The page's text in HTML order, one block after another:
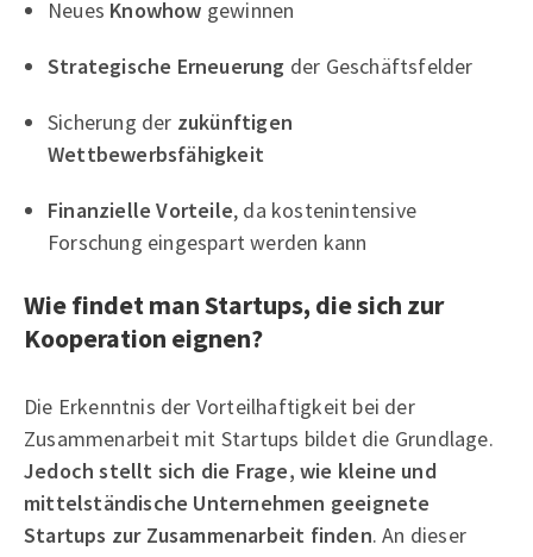
Neues Knowhow gewinnen
Strategische Erneuerung der Geschäftsfelder
Sicherung der zukünftigen
Wettbewerbsfähigkeit
Finanzielle Vorteile, da kostenintensive
Forschung eingespart werden kann
Wie findet man Startups, die sich zur
Kooperation eignen?
Die Erkenntnis der Vorteilhaftigkeit bei der
Zusammenarbeit mit Startups bildet die Grundlage.
Jedoch stellt sich die Frage, wie kleine und
mittelständische Unternehmen geeignete
Startups zur Zusammenarbeit finden. An dieser